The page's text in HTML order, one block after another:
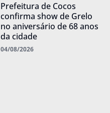
Prefeitura de Cocos
confirma show de Grelo
no aniversário de 68 anos
da cidade
04/08/2026